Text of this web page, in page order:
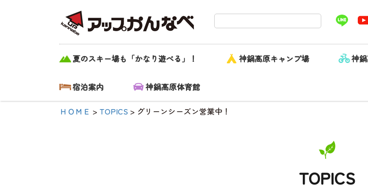
グリーンシーズ
ン営業中！|【公
式】アップかん
なべ｜兵庫県豊
夏のスキー場も「かなり遊べる」！ 神鍋高原キャンプ場 神
宿泊案内 神鍋高原体育館
ＨＯＭＥ > TOPICS > グリーンシーズン営業中！
TOPICS